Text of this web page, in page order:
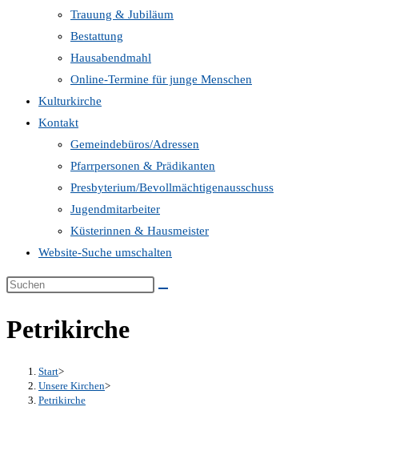
Trauung & Jubiläum
Bestattung
Hausabendmahl
Online-Termine für junge Menschen
Kulturkirche
Kontakt
Gemeindebüros/Adressen
Pfarrpersonen & Prädikanten
Presbyterium/Bevollmächtigenausschuss
Jugendmitarbeiter
Küsterinnen & Hausmeister
Website-Suche umschalten
Petrikirche
Start>
Unsere Kirchen>
Petrikirche